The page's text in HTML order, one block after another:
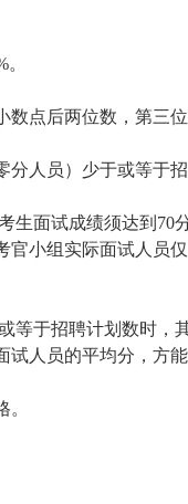
数点后两位数，第三
分人员）少于或等于
生面试成绩须达到
小组实际面试人员
等于招聘计划数时，
试人员的平均分，方